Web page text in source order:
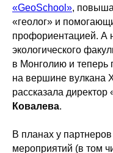
«GeoSchool»,
«геолог» и
профориентацией. А
экологического
в Монголию и теперь
на вершине вулкана
рассказала
Ковалева.
В планах у
мероприятий (в том